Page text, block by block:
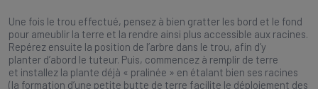
Une fois le trou effectué, pensez à bien gratter les bord et le fond
pour ameublir la terre et la rendre ainsi plus accessible aux racines.
Repérez ensuite la position de l’arbre dans le trou, afin d’y
planter d’abord le tuteur. Puis, commencez à remplir de terre
et installez la plante déjà « pralinée » en étalant bien ses racines
(la formation d’une petite butte de terre facilite le déploiement des